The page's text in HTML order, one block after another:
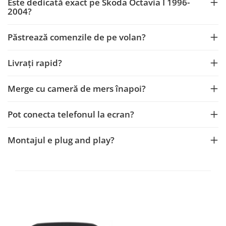
2004?
Păstrează comenzile de pe volan?
Livrați rapid?
Merge cu cameră de mers înapoi?
Pot conecta telefonul la ecran?
Montajul e plug and play?